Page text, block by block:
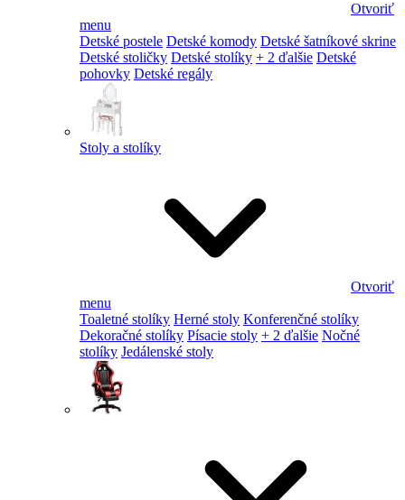
Otvoriť
menu
Detské postele Detské komody Detské šatníkové skrine
Detské stoličky Detské stolíky + 2 ďalšie Detské
pohovky Detské regály
Stoly a stolíky
Otvoriť
menu
Toaletné stolíky Herné stoly Konferenčné stolíky
Dekoračné stolíky Písacie stoly + 2 ďalšie Nočné
stolíky Jedálenské stoly